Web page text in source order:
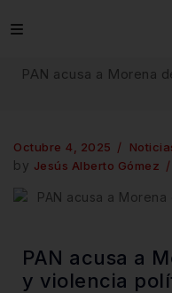
PAN acusa a Morena
Octubre 4, 2025
by Jesús Alberto Gómez
PAN acusa a
y violencia